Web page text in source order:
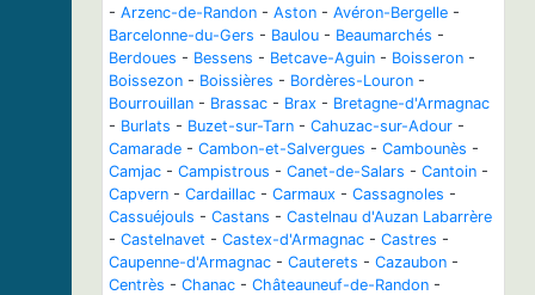
- Arzenc-de-Randon - Aston - Avéron-Bergelle -
Barcelonne-du-Gers - Baulou - Beaumarchés -
Berdoues - Bessens - Betcave-Aguin - Boisseron -
Boissezon - Boissières - Bordères-Louron -
Bourrouillan - Brassac - Brax - Bretagne-d'Armagnac
- Burlats - Buzet-sur-Tarn - Cahuzac-sur-Adour -
Camarade - Cambon-et-Salvergues - Cambounès -
Camjac - Campistrous - Canet-de-Salars - Cantoin -
Capvern - Cardaillac - Carmaux - Cassagnoles -
Cassuéjouls - Castans - Castelnau d'Auzan Labarrère
- Castelnavet - Castex-d'Armagnac - Castres -
Caupenne-d'Armagnac - Cauterets - Cazaubon -
Centrès - Chanac - Châteauneuf-de-Randon -